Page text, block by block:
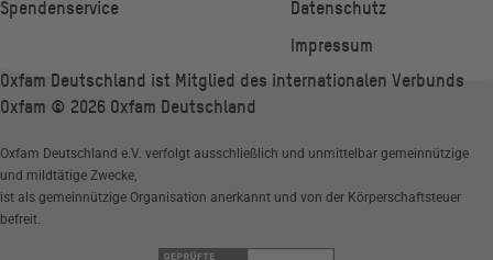
Spendenservice
Datenschutz
Impressum
Oxfam Deutschland ist Mitglied des internationalen Verbunds
Oxfam © 2026 Oxfam Deutschland
Oxfam Deutschland e.V. verfolgt ausschließlich und unmittelbar gemeinnützige
und mildtätige Zwecke,
ist als gemeinnützige Organisation anerkannt und von der Körperschaftsteuer
befreit.